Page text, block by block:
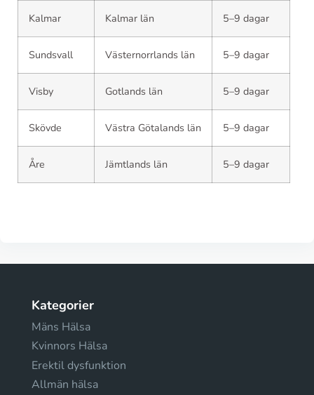
Kalmar Kalmar län 5–9 dagar
Sundsvall Västernorrlands län 5–9 dagar
Visby Gotlands län 5–9 dagar
Skövde Västra Götalands län 5–9 dagar
Åre Jämtlands län 5–9 dagar
Kategorier
Mäns Hälsa
Kvinnors Hälsa
Erektil dysfunktion
Allmän hälsa